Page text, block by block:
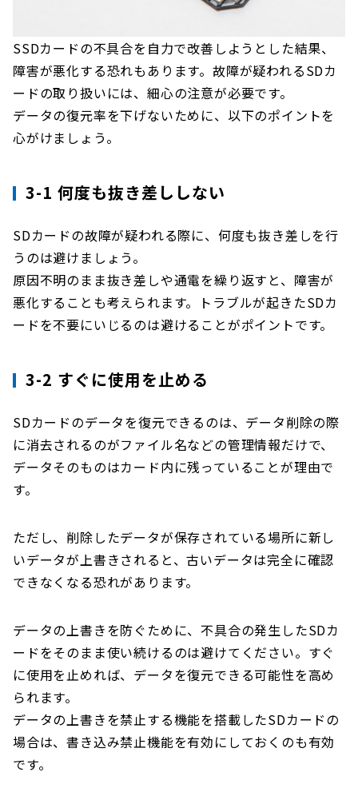
SSDカードの不具合を自力で改善しようとした結果、
障害が悪化する恐れもあります。故障が疑われるSDカ
ードの取り扱いには、細心の注意が必要です。
データの復元率を下げないために、以下のポイントを
心がけましょう。
3-1 何度も抜き差ししない
SDカードの故障が疑われる際に、何度も抜き差しを行
うのは避けましょう。
原因不明のまま抜き差しや通電を繰り返すと、障害が
悪化することも考えられます。トラブルが起きたSDカ
ードを不要にいじるのは避けることがポイントです。
3-2 すぐに使用を止める
SDカードのデータを復元できるのは、データ削除の際
に消去されるのがファイル名などの管理情報だけで、
データそのものはカード内に残っていることが理由で
す。
ただし、削除したデータが保存されている場所に新し
いデータが上書きされると、古いデータは完全に確認
できなくなる恐れがあります。
データの上書きを防ぐために、不具合の発生したSDカ
ードをそのまま使い続けるのは避けてください。すぐ
に使用を止めれば、データを復元できる可能性を高め
られます。
データの上書きを禁止する機能を搭載したSDカードの
場合は、書き込み禁止機能を有効にしておくのも有効
です。